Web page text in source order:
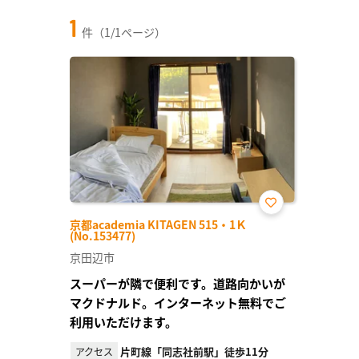
1 件（1/1ページ）
京都academia KITAGEN 515・1Ｋ
(No.153477)
お気
京田辺市
スーパーが隣で便利です。道路向かいが
マクドナルド。インターネット無料でご
利用いただけます。
アクセス 片町線「同志社前駅」徒歩11分